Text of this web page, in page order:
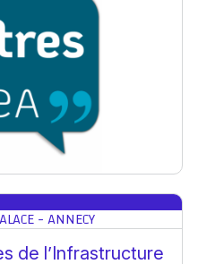
- ANNECY
de l’Infrastructure